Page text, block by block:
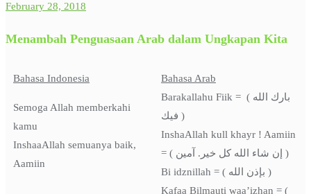
February 28, 2018
Menambah Penguasaan Arab dalam Ungkapan Kita
Bahasa Indonesia
Semoga Allah memberkahi
kamu
InshaaAllah semuanya baik,
Aamiin
Bahasa Arab
Barakallahu Fiik = ( بارك الله
فيك )
InshaAllah kull khayr ! Aamiin
= ( إن شاء الله كل خير. آمين )
Bi idznillah = ( بإذن الله )
Kafaa Bilmauti waa’izhan = (